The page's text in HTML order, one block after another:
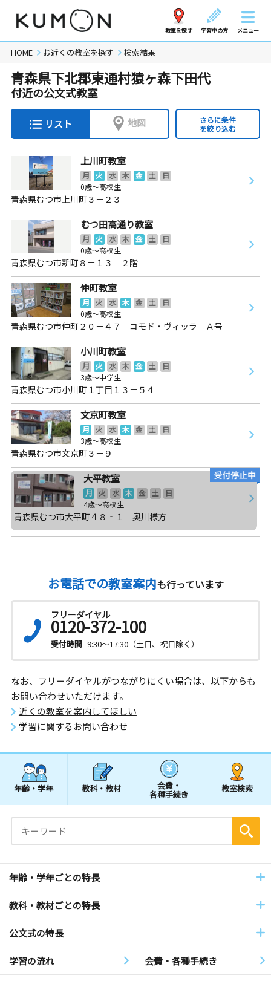
教室を探す 学習中の方 メニュー
HOME お近くの教室を探す 検索結果
青森県下北郡東通村猿ヶ森下田代
付近の公文式教室
リスト 地図
さらに条件
を絞り込む
上川町教室
月 火 水 木 金 土
日
0歳～高校生
青森県むつ市上川町３－２３
むつ田高通り教室
月 火 水 木 金 土
日
0歳～高校生
青森県むつ市新町８－１３ ２階
仲町教室
月 火 水 木 金 土
日
0歳～高校生
青森県むつ市仲町２０－４７ コモド・ヴィッラ Ａ号
小川町教室
月 火 水 木 金 土
日
3歳～中学生
青森県むつ市小川町１丁目１３－５４
文京町教室
月 火 水 木 金 土
日
3歳～高校生
青森県むつ市文京町３－９
大平教室
月 火 水 木 金 土
日
4歳～高校生
青森県むつ市大平町４８‐１ 奥川様方
お電話での教室案内も行っています
フリーダイヤル
0120-372-100
受付時間 9:30～17:30（土日、祝日除く）
なお、フリーダイヤルがつながりにくい場合は、以下からも
お問い合わせいただけます。
近くの教室を案内してほしい
学習に関するお問い合わせ
年齢・学年 教科・教材 会費・
各種手続き
教室検索
年齢・学年ごとの特長
教科・教材ごとの特長
公文式の特長
学習の流れ 会費・各種手続き